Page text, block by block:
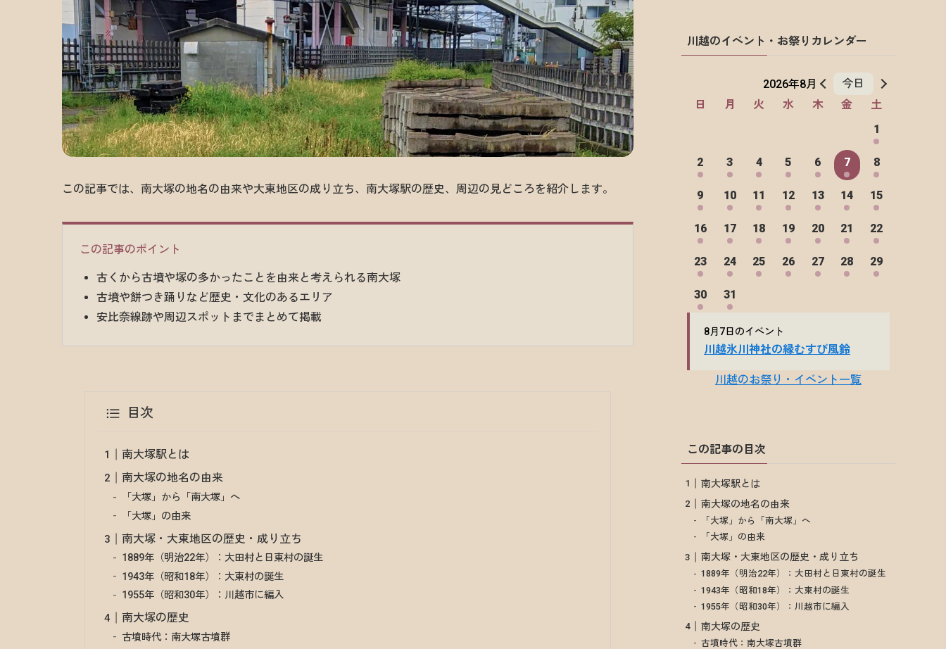
この記事では、南大塚の地名の由来や大東地区の成り立ち、南大塚駅の歴史、周辺の見どころを紹介します。
この記事のポイント
古くから古墳や塚の多かったことを由来と考えられる南大塚
古墳や餅つき踊りなど歴史・文化のあるエリア
安比奈線跡や周辺スポットまでまとめて掲載
目次
南大塚駅とは
南大塚の地名の由来
「大塚」から「南大塚」へ
「大塚」の由来
南大塚・大東地区の歴史・成り立ち
1889年（明治22年）：大田村と日東村の誕生
1943年（昭和18年）：大東村の誕生
1955年（昭和30年）：川越市に編入
南大塚の歴史
古墳時代：南大塚古墳群
川越のイベント・お祭りカレンダー
この記事の目次
南大塚駅とは
南大塚の地名の由来
「大塚」から「南大塚」へ
「大塚」の由来
南大塚・大東地区の歴史・成り立ち
1889年（明治22年）：大田村と日東村の誕生
1943年（昭和18年）：大東村の誕生
1955年（昭和30年）：川越市に編入
南大塚の歴史
古墳時代：南大塚古墳群